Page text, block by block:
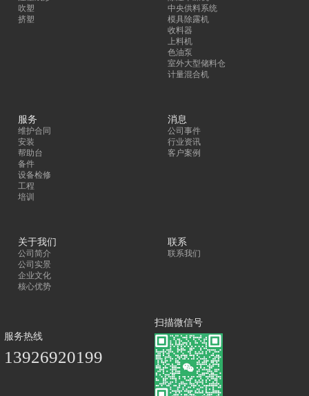
吹塑
挤塑
中央供料系统
模具除露机
收料器
上料机
色油泵
室外大型储料仓
计量混合机
服务
维护合同
安装
帮助台
备件
设备检修
工程
培训
消息
公司事件
行业资讯
客户案例
关于我们
公司简介
公司实景
企业文化
核心优势
联系
联系我们
服务热线
13926920199
扫描微信号